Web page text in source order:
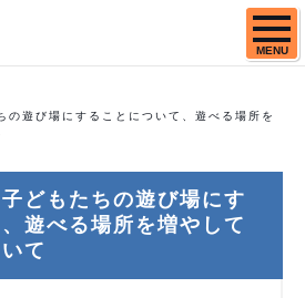
MENU
の遊び場にすることについて、遊べる場所を
どもたちの遊び場にす
遊べる場所を増やして
て